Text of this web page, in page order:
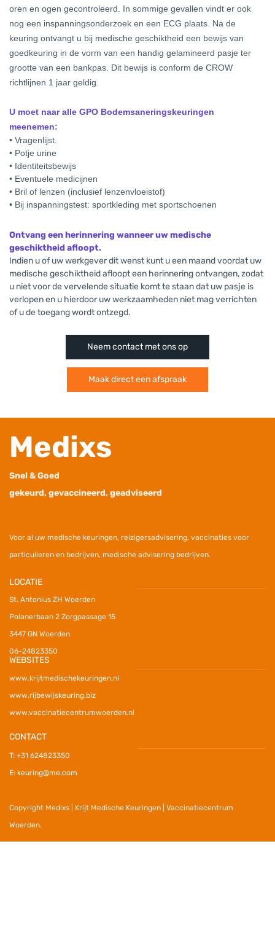
oren en ogen gecontroleerd. In sommige gevallen vindt er ook
nog een inspanningsonderzoek en een ECG plaats. Na de
keuring ontvangt u bij medische geschiktheid een bewijs van
goedkeuring in de vorm van een handig gelamineerd pasje ter
grootte van een bankpas. Dit bewijs is conform de CROW
richtlijnen 1 jaar geldig.
U moet naar alle GPO Bodemsaneringskeuringen
meenemen:
• Vragenlijst.
• Potje urine
• Identiteitsbewijs
• Eventuele medicijnen
• Bril of lenzen (inclusief lenzenvloeistof)
• Bij inspanningstest: sportkleding met sportschoenen
Ontvang een herinnering wanneer uw medische
geschiktheid afloopt.
Indien u of uw werkgever dit wenst kunt u een maand voordat uw
medische geschiktheid afloopt een herinnering ontvangen, zodat
u niet voor de vervelende situatie komt te staan dat uw pasje is
verlopen en u hierdoor uw werkzaamheden niet mag verrichten
of u de toegang wordt ontzegd.
Maak direct een afspraak
Neem contact met ons op
Medixs
Snel & Goed
gekeurd, gevaccineerd, geadviseerd
Voor al uw medische keuringen, reizigersadvisering, vaccinaties voor
particulieren en bedrijven, medische advisering bedrijven.
LOCATIE
St. Antonius ZH Woerden
Polanerbaan 2 Zorgpassage 15
3447 GN Woerden
06-24823350
WEBSITES
www.krijtmedischekeuringen.nl
www.rijbewijskeuring.biz
www.vaccinatiecentrumwoerden.nl
CONTACT
T: +31 624823350
E: keuring@me.com
Copyright Medixs | Krijt Medische Keuringen | Vaccinatiecentrum
Woerden.